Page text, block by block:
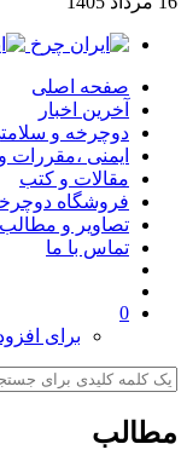
صفحه اصلی
آخرین اخبار
دوچرخه و
ایمنی ،مقررات
مقالات و کتب
فروشگاه
تصاویر و
تماس با ما
0
برای
مطالب